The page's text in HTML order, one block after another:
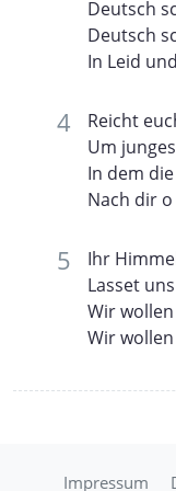
Deutsch
Deutsch
In Leid
Reicht
Um
In dem
Nach dir
Ihr
Lasset
Wir
Wir
Impressum